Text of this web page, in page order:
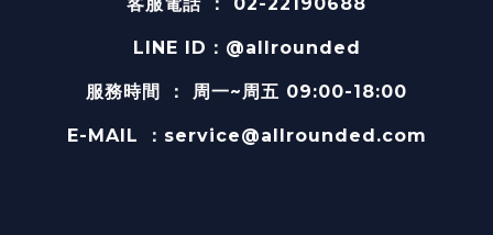
LINE ID：@allrounded
服務時間 ： 周一~周五 09:00-18:00
E-MAIL ：service@allrounded.com